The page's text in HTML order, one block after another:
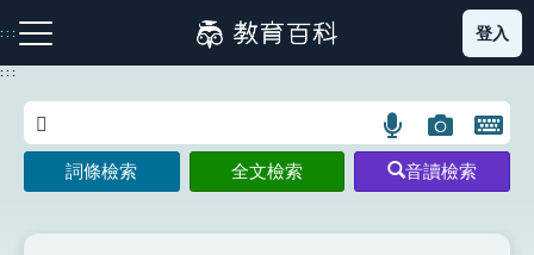
到
主
:::
注音索引圖示 筆畫索引圖示 部首索引表圖示
登入
:::
語
言
搜
圖
片
搜
開
鍵
圖
詞條檢索 全文檢索 音讀檢索